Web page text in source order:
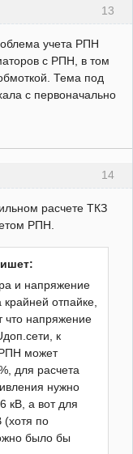
13
учета РПН
с РПН, в том
Тема под
с первоначально
14
расчете ТКЗ
РПН.
и напряжение
отпайке,
что напряжение
к
может
для расчета
нужно
кВ, а вот для
(хотя по
было бы